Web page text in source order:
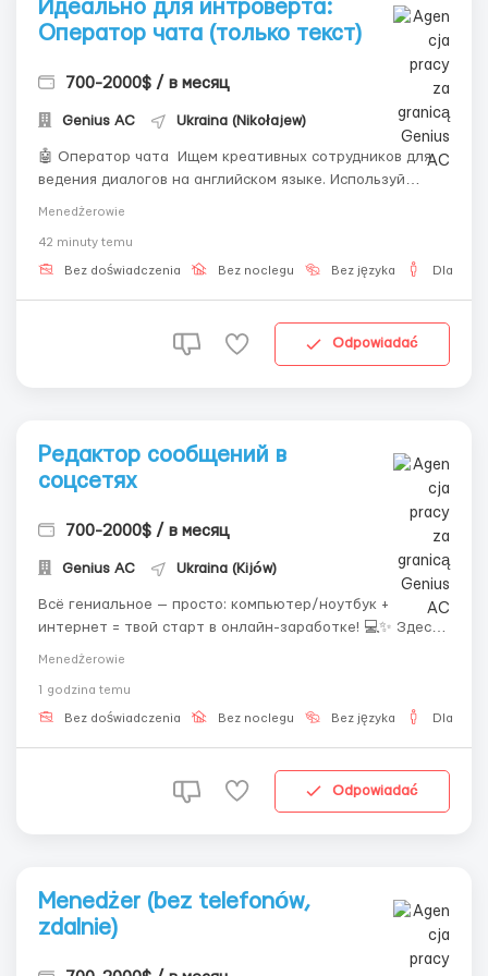
Идеально для интроверта:
Оператор чата (только текст)
700-2000$ / в месяц
Genius AС Ukraina (Nikołajew)
🤖 Оператор чата Ищем креативных сотрудников для
ведения диалогов на английском языке. Используй
обязательно; Стабильный интернет; Желание общаться
и обучаться новому. Профиты:...
Menedżerowie
42 minuty temu
Bez doświadczenia Bez noclegu Bez języka Dla
Odpowiadać
Редактор сообщений в
соцсетях
700-2000$ / в месяц
Genius AС Ukraina (Kijów)
Всё гениальное — просто: компьютер/ноутбук +
интернет = твой старт в онлайн-заработке! 💻✨ Здесь
процесс даже без опыта. Мы предоставляем всё для
комфортного старта и поддерживаем на всех эт...
Menedżerowie
1 godzina temu
Bez doświadczenia Bez noclegu Bez języka Dla
Odpowiadać
Menedżer (bez telefonów,
zdalnie)